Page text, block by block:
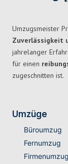
Umzugsmeister
Zuverlässigkeit
jahrelanger
für einen
zugeschnitten ist.
Umzüge
Büroumzug
Fernumzug
Firmenumzug